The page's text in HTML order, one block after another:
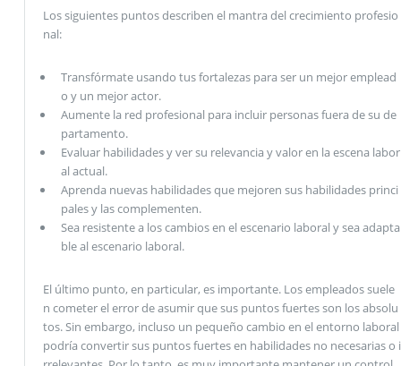
Los siguientes puntos describen el mantra del crecimiento profesio
nal:
Transfórmate usando tus fortalezas para ser un mejor emplead
o y un mejor actor.
Aumente la red profesional para incluir personas fuera de su de
partamento.
Evaluar habilidades y ver su relevancia y valor en la escena labor
al actual.
Aprenda nuevas habilidades que mejoren sus habilidades princi
pales y las complementen.
Sea resistente a los cambios en el escenario laboral y sea adapta
ble al escenario laboral.
El último punto, en particular, es importante. Los empleados suele
n cometer el error de asumir que sus puntos fuertes son los absolu
tos. Sin embargo, incluso un pequeño cambio en el entorno laboral
podría convertir sus puntos fuertes en habilidades no necesarias o i